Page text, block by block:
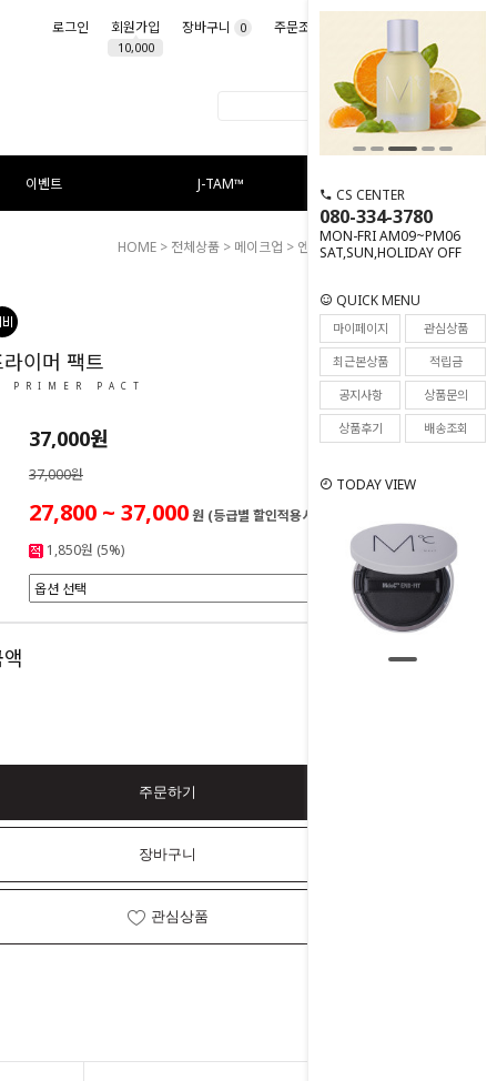
로그인 회원가입
10,000
장바구니 0 주문조회 마이페이지
이벤트 J-TAM™
CS CENTER
080-334-3780
MON-FRI AM09~PM06
SAT,SUN,HOLIDAY OFF
QUICK MENU
마이페이지
관심상품
최근본상품
적립금
공지사항
상품문의
상품후기
배송조회
TODAY VIEW
HOME > 전체상품 > 메이크업 > 엔드 핏 프라이머 팩트
18
이머 팩트
PRIMER PACT
37,000원
37,000원
27,800 ~ 37,000원 (등급별 할인적용시)
1,850원 (5%)
0원
주문하기
장바구니
관심상품